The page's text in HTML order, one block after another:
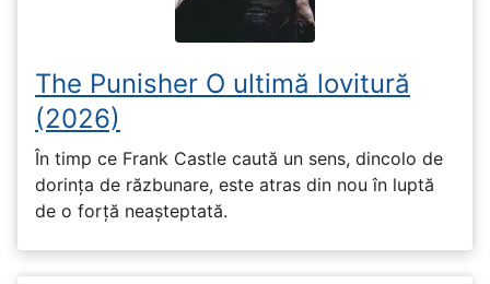
The Punisher O ultimă lovitură
(2026)
În timp ce Frank Castle caută un sens, dincolo de
dorința de răzbunare, este atras din nou în luptă
de o forță neașteptată.